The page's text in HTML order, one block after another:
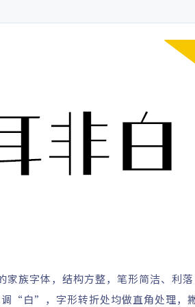
族字体，结构方整，笔形简洁、利
“白”，字形转折处均做直角处理，